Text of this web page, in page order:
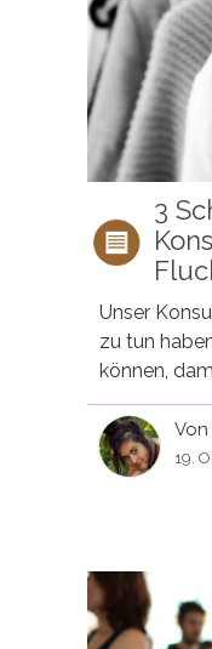
3
Unser
zu tun
können,
Von
19.